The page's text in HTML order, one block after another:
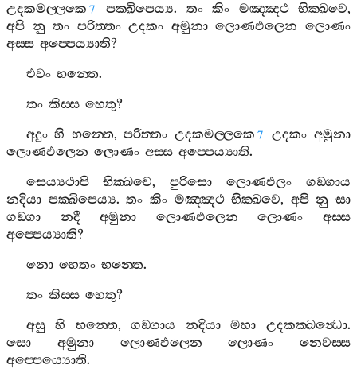
උදකමල‍්ලකෙ 7 පක‍්ඛිපෙය්‍ය. තං කිං මඤ‍්ඤථ භික‍්ඛවෙ,
අපි නු තං පරිත‍්තං උදකං අමුනා ලොණඵලෙන ලොණං
අස‍්ස අප‍්පෙය්‍යාති?
එවං භන‍්තෙ.
තං කිස‍්ස හෙතු?
අදුං හි භන‍්තෙ,පරිත‍්තං උදකමල‍්ලකෙ 7 උදකං අමුනා
ලොණඵලෙන ලොණං අස‍්ස අප‍්පෙය්‍යාති.
සෙය්‍යථාපි
භික‍්ඛවෙ,පුරිසො ලොණඵලං
ගඞ‍්ගාය
නදියා පක‍්ඛිපෙය්‍ය.තං කිං මඤ‍්ඤථ භික‍්ඛවෙ, අපි නු සා
ගඞ‍්ගා
නදී අමුනා ලොණඵලෙන ලොණං
අස‍්ස
අප‍්පෙය්‍යාති?
නො හෙතං භන‍්තෙ.
තං කිස‍්ස හෙතු?
අසු
හි භන‍්තෙ,ගඞ‍්ගාය නදියා මහා උදකක‍්ඛන්‍ධො.
සො
අමුනා ලොණඵලෙන ලොණං
නෙවස‍්ස
අප‍්පෙය්‍යොති.